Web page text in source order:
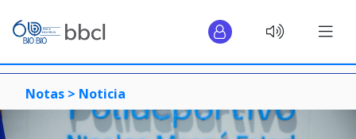
Notas > Noticia